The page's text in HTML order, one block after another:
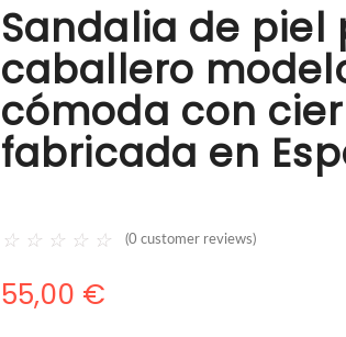
Sandalia de piel
caballero
cómoda con
fabricada en
☆ ☆ ☆ ☆ ☆ (0 customer reviews)
55,00 €